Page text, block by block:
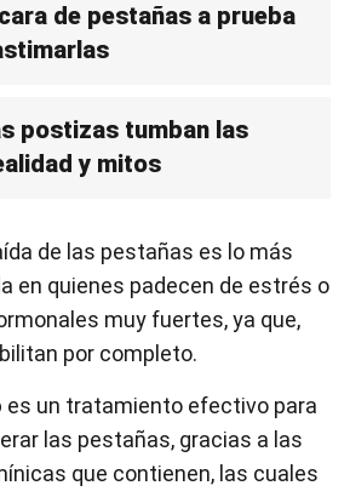
de pestañas a prueba
postizas tumban las
y mitos
de las pestañas es lo más
en quienes padecen de estrés o
muy fuertes, ya que,
por completo.
es un tratamiento efectivo para
las pestañas, gracias a las
que contienen, las cuales